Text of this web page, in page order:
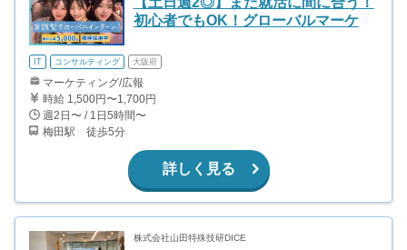
初心者でもOK！グローバルマーケ
IT コンサルティング 大阪府
マーケティング/広報
時給 1,500円〜1,700円
週2日〜 / 1日5時間〜
梅田駅 徒歩5分
詳しく見る
株式会社山田特殊技研DICE